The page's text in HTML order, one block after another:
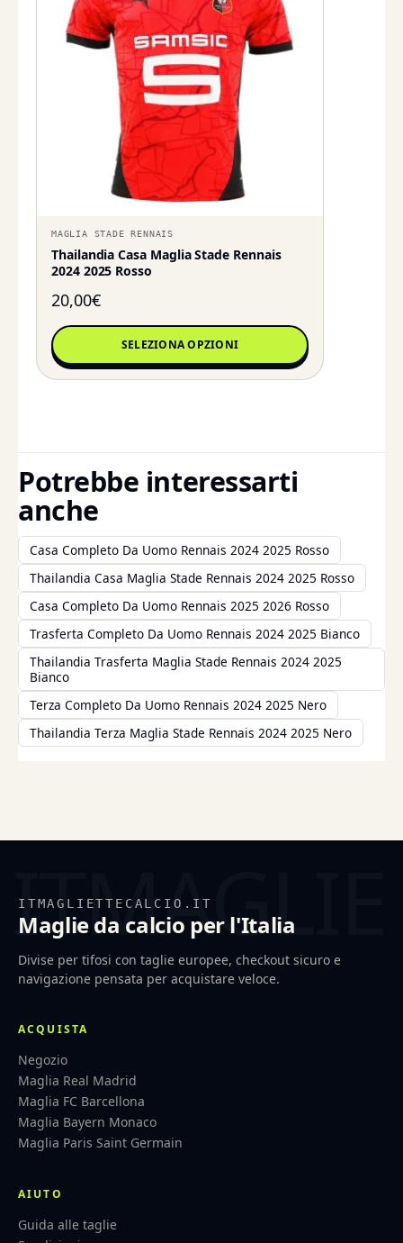
MAGLIA STADE RENNAIS
Thailandia Casa Maglia Stade Rennais
2024 2025 Rosso
20,00€
SELEZIONA OPZIONI
Potrebbe interessarti
anche
Casa Completo Da Uomo Rennais 2024 2025 Rosso
Thailandia Casa Maglia Stade Rennais 2024 2025 Rosso
Casa Completo Da Uomo Rennais 2025 2026 Rosso
Trasferta Completo Da Uomo Rennais 2024 2025 Bianco
Thailandia Trasferta Maglia Stade Rennais 2024 2025
Bianco
Terza Completo Da Uomo Rennais 2024 2025 Nero
Thailandia Terza Maglia Stade Rennais 2024 2025 Nero
ITMAGLIETTECALCIO.IT
Maglie da calcio per l'Italia
Divise per tifosi con taglie europee, checkout sicuro e
navigazione pensata per acquistare veloce.
ACQUISTA
Negozio
Maglia Real Madrid
Maglia FC Barcellona
Maglia Bayern Monaco
Maglia Paris Saint Germain
AIUTO
Guida alle taglie